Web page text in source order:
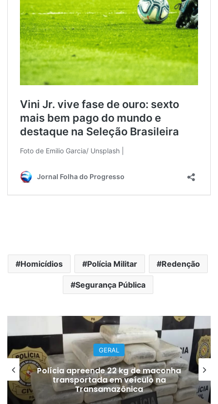
Homicídios Polícia Militar Redenção
Segurança Pública
GERAL
Polícia apreende 22 kg de maconha
transportada em veículo na
Transamazônica